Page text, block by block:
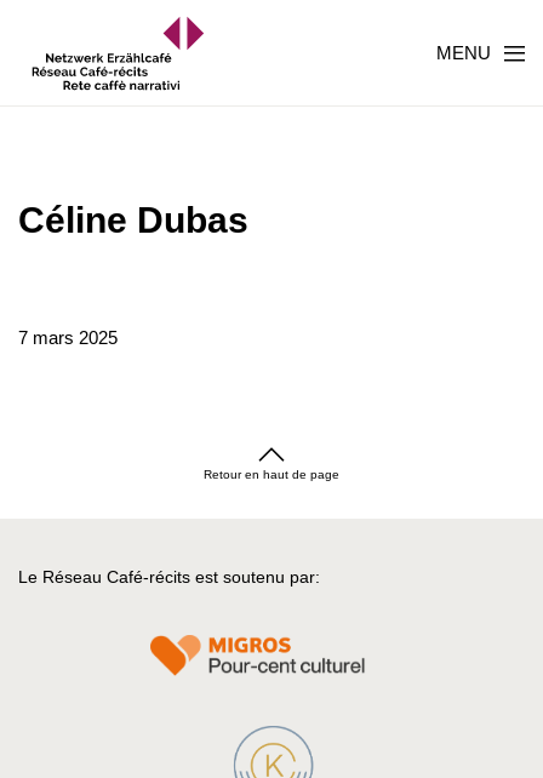
MENU
Céline Dubas
7 mars 2025
Retour en haut de page
Le Réseau Café-récits est soutenu par: